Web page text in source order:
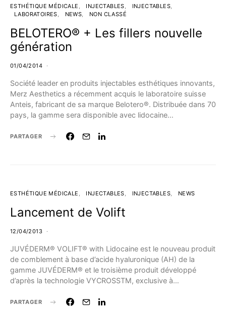
ESTHÉTIQUE MÉDICALE INJECTABLES
INJECTABLES
LABORATOIRES
NEWS NON CLASSÉ
BELOTERO® + Les fillers nouvelle
génération
01/04/2014
Société leader en produits injectables esthétiques innovants,
Merz Aesthetics a récemment acquis le laboratoire suisse
Anteis, fabricant de sa marque Belotero®. Distribuée dans 70
pays, la gamme sera disponible avec lidocaine…
PARTAGER
ESTHÉTIQUE MÉDICALE INJECTABLES INJECTABLES NEWS
Lancement de Volift
12/04/2013
JUVÉDERM® VOLIFT® with Lidocaine est le nouveau produit
de comblement à base d’acide hyaluronique (AH) de la
gamme JUVÉDERM® et le troisième produit développé
d’après la technologie VYCROSSTM, exclusive à…
PARTAGER